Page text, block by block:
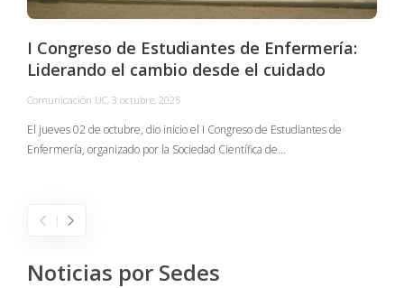
I Congreso de Estudiantes de Enfermería:
Liderando el cambio desde el cuidado
Comunicación UC, 3 octubre, 2025
El jueves 02 de octubre, dio inicio el I Congreso de Estudiantes de
Enfermería, organizado por la Sociedad Científica de…
Noticias por Sedes